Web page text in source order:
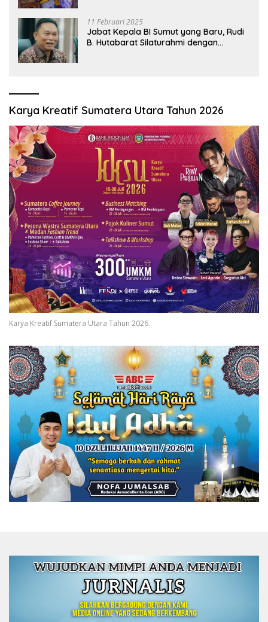
11 Februari 2025
Jabat Kepala BI Sumut yang Baru, Rudi
B. Hutabarat Silaturahmi dengan
Karya Kreatif Sumatera Utara Tahun 2026
Karya Kreatif Sumatera Utara Tahun 2026.